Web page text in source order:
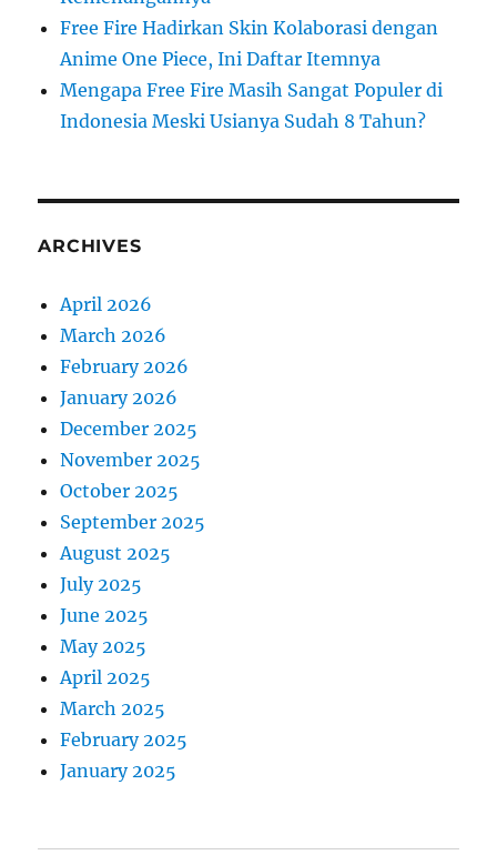
Free Fire Hadirkan Skin Kolaborasi dengan
Anime One Piece, Ini Daftar Itemnya
Mengapa Free Fire Masih Sangat Populer di
Indonesia Meski Usianya Sudah 8 Tahun?
ARCHIVES
April 2026
March 2026
February 2026
January 2026
December 2025
November 2025
October 2025
September 2025
August 2025
July 2025
June 2025
May 2025
April 2025
March 2025
February 2025
January 2025